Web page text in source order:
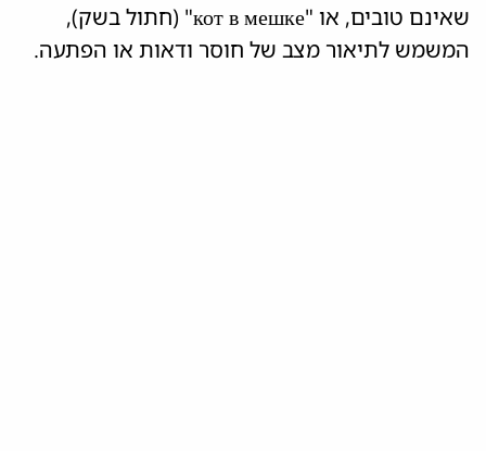
שאינם טובים, או "кот в мешке" (חתול בשק),
המשמש לתיאור מצב של חוסר ודאות או הפתעה.